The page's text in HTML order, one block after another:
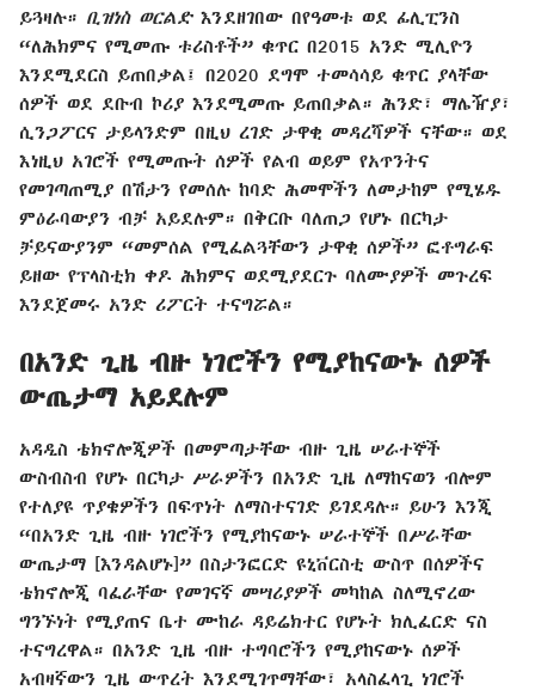
ይጓዛሉ። ቢዝነስ ወርልድ እንደዘገበው በየዓመቱ ወደ ፊሊፒንስ
“ለሕክምና የሚመጡ ቱሪስቶች” ቁጥር በ2015 አንድ ሚሊዮን
እንደሚደርስ ይጠበቃል፤ በ2020 ደግሞ ተመሳሳይ ቁጥር ያላቸው
ሰዎች ወደ ደቡብ ኮሪያ እንደሚመጡ ይጠበቃል። ሕንድ፣ ማሌዥያ፣
ሲንጋፖርና ታይላንድም በዚህ ረገድ ታዋቂ መዳረሻዎች ናቸው። ወደ
እነዚህ አገሮች የሚመጡት ሰዎች የልብ ወይም የአጥንትና
የመገጣጠሚያ በሽታን የመሰሉ ከባድ ሕመሞችን ለመታከም የሚሄዱ
ምዕራባውያን ብቻ አይደሉም። በቅርቡ ባለጠጋ የሆኑ በርካታ
ቻይናውያንም “መምሰል የሚፈልጓቸውን ታዋቂ ሰዎች” ፎቶግራፍ
ይዘው የፕላስቲክ ቀዶ ሕክምና ወደሚያደርጉ ባለሙያዎች መጉረፍ
እንደጀመሩ አንድ ሪፖርት ተናግሯል።
በአንድ ጊዜ ብዙ ነገሮችን የሚያከናውኑ ሰዎች
ውጤታማ አይደሉም
አዳዲስ ቴክኖሎጂዎች በመምጣታቸው ብዙ ጊዜ ሠራተኞች
ውስብስብ የሆኑ በርካታ ሥራዎችን በአንድ ጊዜ ለማከናወን ብሎም
የተለያዩ ጥያቄዎችን በፍጥነት ለማስተናገድ ይገደዳሉ። ይሁን እንጂ
“በአንድ ጊዜ ብዙ ነገሮችን የሚያከናውኑ ሠራተኞች በሥራቸው
ውጤታማ [እንዳልሆኑ]” በስታንፎርድ ዩኒቨርስቲ ውስጥ በሰዎችና
ቴክኖሎጂ ባፈራቸው የመገናኛ መሣሪያዎች መካከል ስለሚኖረው
ግንኙነት የሚያጠና ቤተ ሙከራ ዳይሬክተር የሆኑት ክሊፈርድ ናስ
ተናግረዋል። በአንድ ጊዜ ብዙ ተግባሮችን የሚያከናውኑ ሰዎች
አብዛኛውን ጊዜ ውጥረት እንደሚገጥማቸው፣ አላስፈላጊ ነገሮች